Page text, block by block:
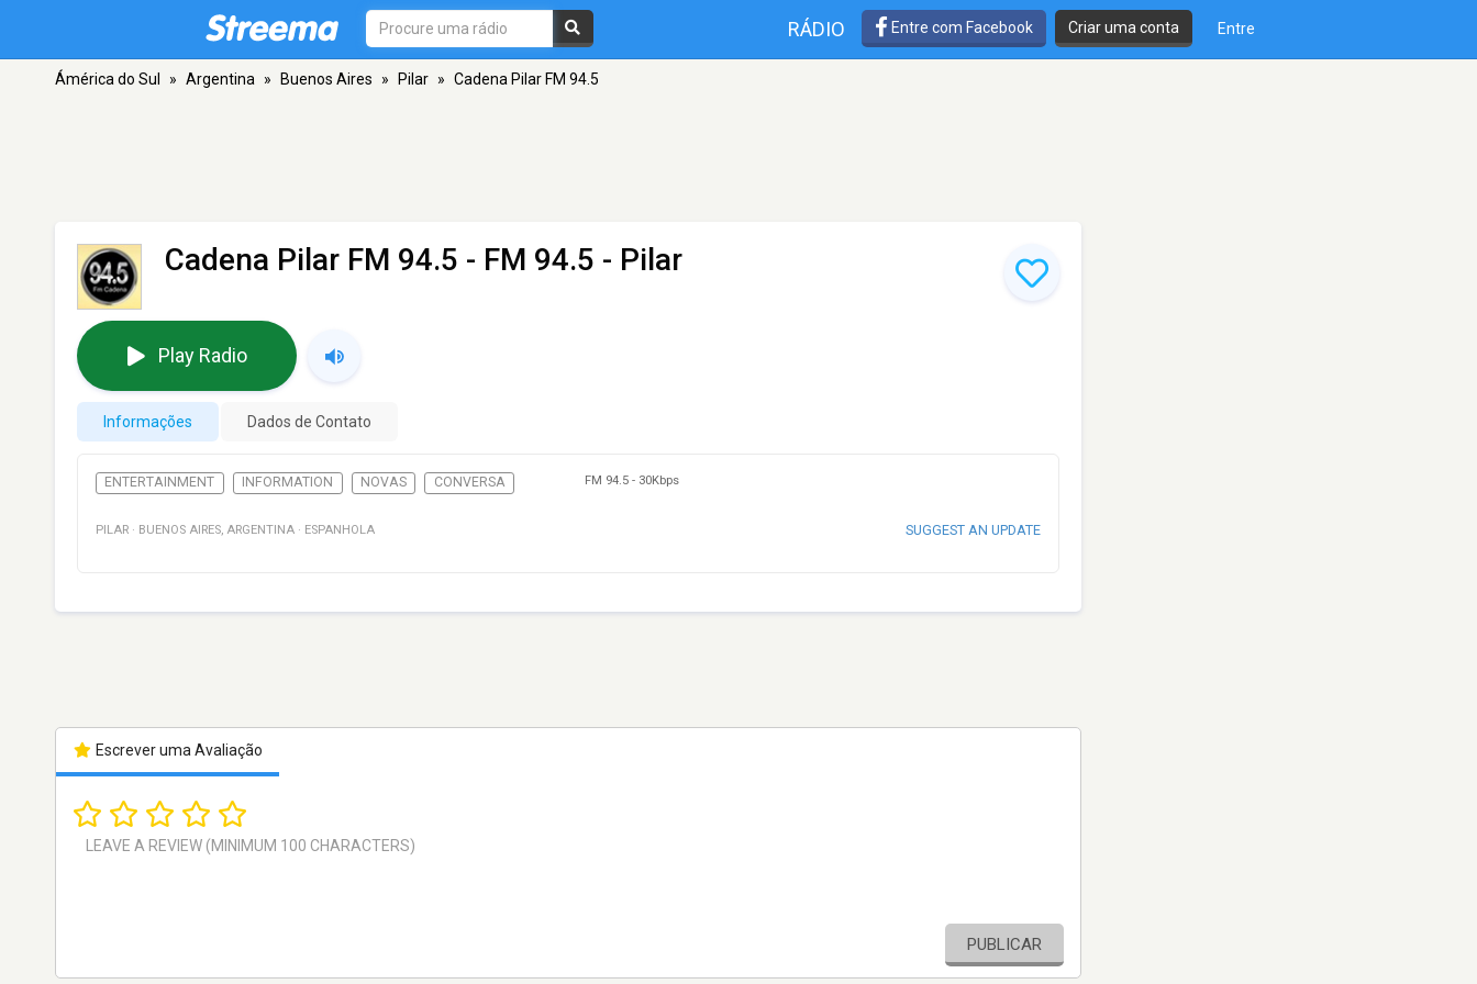
RÁDIO Entre com Facebook Criar uma conta Entre
Ámérica do Sul » Argentina » Buenos Aires » Pilar » Cadena Pilar FM 94.5
Cadena Pilar FM 94.5 - FM 94.5 - Pilar
Play Radio
Informações Dados de Contato
ENTERTAINMENT INFORMATION NOVAS CONVERSA FM 94.5 - 30Kbps
PILAR · BUENOS AIRES, ARGENTINA · ESPANHOLA SUGGEST AN UPDATE
Escrever uma Avaliação
PUBLICAR